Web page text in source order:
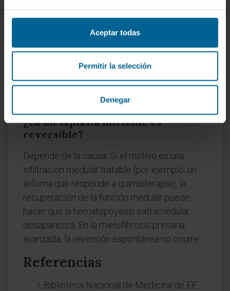
Aceptar todas
Permitir la selección
Denegar
fenómeno resultante: la producción de células
sanguíneas fuera de la médula. Ese fenómeno
puede aparecer en la mielofibrosis, pero
La relación es la de un efecto con sus
¿La metaplasia mieloide es
reversible?
Depende de la causa. Si el motivo es una
infiltración medular tratable (por ejemplo, un
linfoma que responde a quimioterapia), la
recuperación de la función medular puede
hacer que la hematopoyesis extramedular
desaparezca. En la mielofibrosis primaria
avanzada, la reversión espontánea no ocurre.
Referencias
Biblioteca Nacional de Medicina de EE.